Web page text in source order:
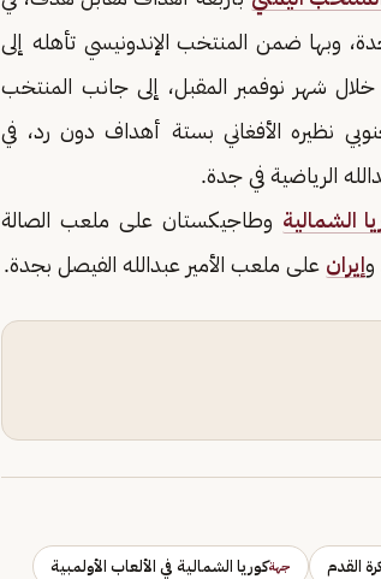
وبها ضمن المنتخب الإندونيسي تأهله إلى
خلال شهر نوفمبر المقبل، إلى جانب المنتخب
نظيره الأفغاني بستة أهداف دون رد، في
الرياضية في جدة.
الشمالية وطاجيكستان على ملعب الصالة
وإيران على ملعب الأمير عبدالله الفيصل بجدة.
القدم جهةكوريا الشمالية في الألعاب الأولمبية